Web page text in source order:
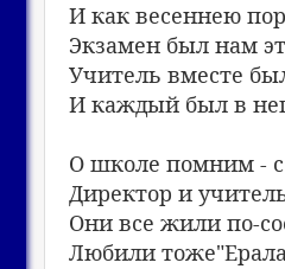
И как весеннею
Экзамен был нам
Учитель вместе
И каждый был в
О школе помним - с
Директор и
Они все жили по-
Любили